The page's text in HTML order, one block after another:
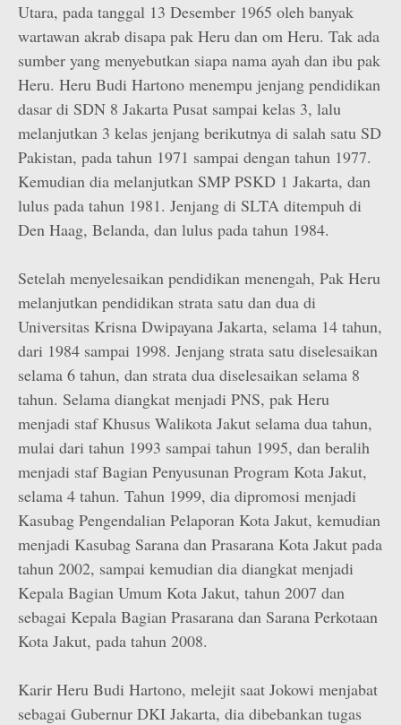
Utara, pada tanggal 13 Desember 1965 oleh banyak
wartawan akrab disapa pak Heru dan om Heru. Tak ada
sumber yang menyebutkan siapa nama ayah dan ibu pak
Heru. Heru Budi Hartono menempu jenjang pendidikan
dasar di SDN 8 Jakarta Pusat sampai kelas 3, lalu
melanjutkan 3 kelas jenjang berikutnya di salah satu SD
Pakistan, pada tahun 1971 sampai dengan tahun 1977.
Kemudian dia melanjutkan SMP PSKD 1 Jakarta, dan
lulus pada tahun 1981. Jenjang di SLTA ditempuh di
Den Haag, Belanda, dan lulus pada tahun 1984.
Setelah menyelesaikan pendidikan menengah, Pak Heru
melanjutkan pendidikan strata satu dan dua di
Universitas Krisna Dwipayana Jakarta, selama 14 tahun,
dari 1984 sampai 1998. Jenjang strata satu diselesaikan
selama 6 tahun, dan strata dua diselesaikan selama 8
tahun. Selama diangkat menjadi PNS, pak Heru
menjadi staf Khusus Walikota Jakut selama dua tahun,
mulai dari tahun 1993 sampai tahun 1995, dan beralih
menjadi staf Bagian Penyusunan Program Kota Jakut,
selama 4 tahun. Tahun 1999, dia dipromosi menjadi
Kasubag Pengendalian Pelaporan Kota Jakut, kemudian
menjadi Kasubag Sarana dan Prasarana Kota Jakut pada
tahun 2002, sampai kemudian dia diangkat menjadi
Kepala Bagian Umum Kota Jakut, tahun 2007 dan
sebagai Kepala Bagian Prasarana dan Sarana Perkotaan
Kota Jakut, pada tahun 2008.
Karir Heru Budi Hartono, melejit saat Jokowi menjabat
sebagai Gubernur DKI Jakarta, dia dibebankan tugas